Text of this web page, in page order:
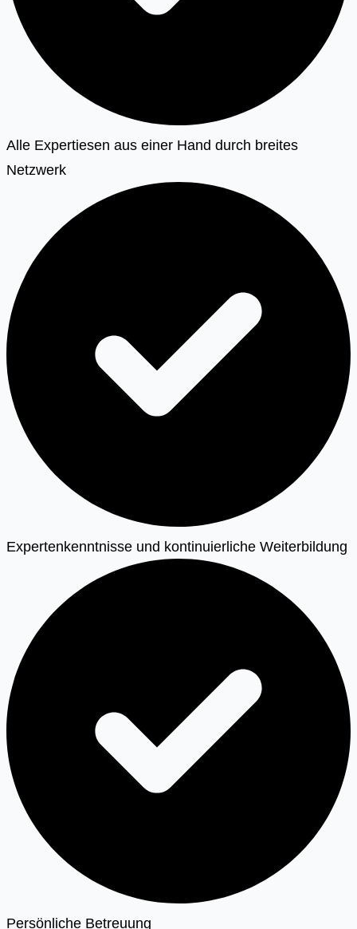
Alle Expertiesen aus einer Hand durch breites
Netzwerk
Expertenkenntnisse und kontinuierliche Weiterbildung
Persönliche Betreuung